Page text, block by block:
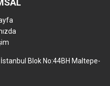
Blok No:44BH Maltepe-